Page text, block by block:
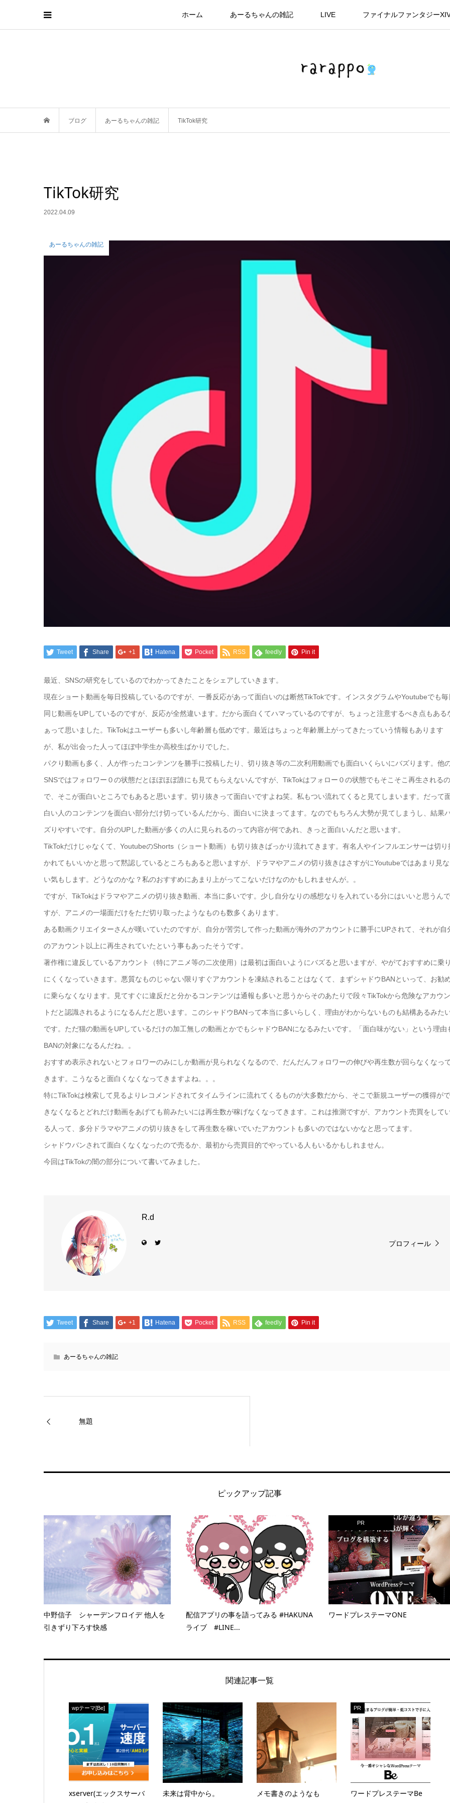
ホーム あーるちゃんの雑記 LIVE ファイナルファンタジー
ブログ あーるちゃんの雑記 TikTok研究
TikTok研究
2022.04.09
あーるちゃんの雑記
Tweet Share +1 Hatena Pocket RSS feedly Pin it
最近、SNSの研究をしているのでわかってきたことをシェアしていきます。
現在ショート動画を毎日投稿しているのですが、一番反応があって面白いのは断然TikTokです。インスタグラムやYoutubeでも毎
同じ動画をUPしているのですが、反応が全然違います。だから面白くてハマっているのですが、ちょっと注意するべき点もある
ぁって思いました。TikTokはユーザーも多いし年齢層も低めです。最近はちょっと年齢層上がってきたっていう情報もあります
が、私が出会った人ってほぼ中学生か高校生ばかりでした。
パクり動画も多く、人が作ったコンテンツを勝手に投稿したり、切り抜き等の二次利用動画でも面白いくらいにバズります。他
SNSではフォロワー０の状態だとほぼほぼ誰にも見てもらえないんですが、TikTokはフォロー０の状態でもそこそこ再生されるの
で、そこが面白いところでもあると思います。切り抜きって面白いですよね笑。私もつい流れてくると見てしまいます。だって
白い人のコンテンツを面白い部分だけ切っているんだから、面白いに決まってます。なのでもちろん大勢が見てしまうし、結果
ズりやすいです。自分のUPした動画が多くの人に見られるのって内容が何であれ、きっと面白いんだと思います。
TikTokだけじゃなくて、YoutubeのShorts（ショート動画）も切り抜きばっかり流れてきます。有名人やインフルエンサーは切り
かれてもいいかと思って黙認しているところもあると思いますが、ドラマやアニメの切り抜きはさすがにYoutubeではあまり見な
い気もします。どうなのかな？私のおすすめにあまり上がってこないだけなのかもしれませんが。。
ですが、TikTokはドラマやアニメの切り抜き動画、本当に多いです。少し自分なりの感想なりを入れている分にはいいと思うんで
すが、アニメの一場面だけをただ切り取ったようなものも数多くあります。
ある動画クリエイターさんが嘆いていたのですが、自分が苦労して作った動画が海外のアカウントに勝手にUPされて、それが自
のアカウント以上に再生されていたという事もあったそうです。
著作権に違反しているアカウント（特にアニメ等の二次使用）は最初は面白いようにバズると思いますが、やがておすすめに乗り
にくくなっていきます。悪質なものじゃない限りすぐアカウントを凍結されることはなくて、まずシャドウBANといって、お勧
に乗らなくなります。見てすぐに違反だと分かるコンテンツは通報も多いと思うからそのあたりで段々TikTokから危険なアカウン
トだと認識されるようになるんだと思います。このシャドウBANって本当に多いらしく、理由がわからないものも結構あるみた
です。ただ猫の動画をUPしているだけの加工無しの動画とかでもシャドウBANになるみたいです。「面白味がない」という理由
BANの対象になるんだね。。
おすすめ表示されないとフォロワーのみにしか動画が見られなくなるので、だんだんフォロワーの伸びや再生数が回らなくなって
きます。こうなると面白くなくなってきますよね。。。
特にTikTokは検索して見るよりレコメンドされてタイムラインに流れてくるものが大多数だから、そこで新規ユーザーの獲得がで
きなくなるとどれだけ動画をあげても前みたいには再生数が稼げなくなってきます。これは推測ですが、アカウント売買をして
る人って、多分ドラマやアニメの切り抜きをして再生数を稼いでいたアカウントも多いのではないかなと思ってます。
シャドウバンされて面白くなくなったので売るか、最初から売買目的でやっている人もいるかもしれません。
今回はTikTokの闇の部分について書いてみました。
R.d
プロフィール
Tweet Share +1 Hatena Pocket RSS feedly Pin it
あーるちゃんの雑記
無題
ピックアップ記事
中野信子 シャーデンフロイデ 他人を
引きずり下ろす快感
配信アプリの事を語ってみる #HAKUNA
ライブ #LINE...
PR
ワードプレステーマONE
関連記事一覧
wpテーマ[Be]
xserver(エックスサーバ
未来は背中から。
メモ書きのようなも
PR
ワードプレステーマBe